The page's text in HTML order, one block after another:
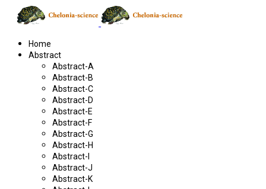
Home
Abstract
Abstract-A
Abstract-B
Abstract-C
Abstract-D
Abstract-E
Abstract-F
Abstract-G
Abstract-H
Abstract-I
Abstract-J
Abstract-K